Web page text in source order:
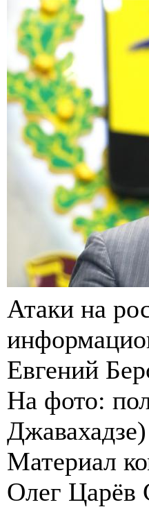
Атаки на
Евгений
На фото:
Джавахадзе)
Материал
Олег Царёв